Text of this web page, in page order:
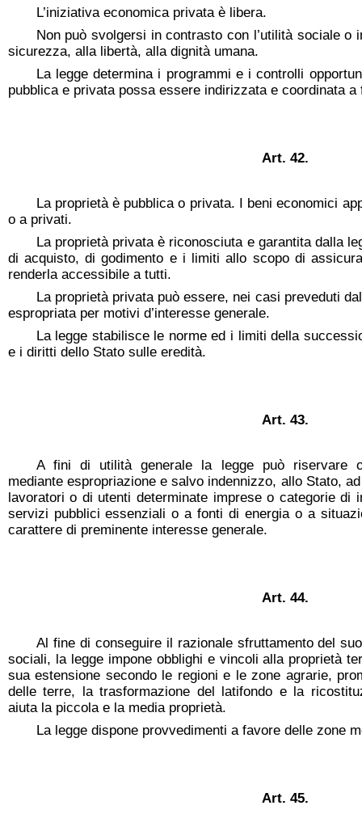
L’iniziativa economica privata è libera.
Non può svolgersi in contrasto con l’utilità sociale o
sicurezza, alla libertà, alla dignità umana.
La legge determina i programmi e i controlli
pubblica e privata possa essere indirizzata e coordinata a
Art. 42.
La proprietà è pubblica o privata. I beni economici
o a privati.
La proprietà privata è riconosciuta e garantita dalla
di acquisto, di godimento e i limiti allo scopo di
renderla accessibile a tutti.
La proprietà privata può essere, nei casi preveduti
espropriata per motivi d’interesse generale.
La legge stabilisce le norme ed i limiti della
e i diritti dello Stato sulle eredità.
Art. 43.
A fini di utilità generale la legge può riservare
mediante espropriazione e salvo indennizzo, allo Stato,
lavoratori o di utenti determinate imprese o categorie di
servizi pubblici essenziali o a fonti di energia o a
carattere di preminente interesse generale.
Art. 44.
Al fine di conseguire il razionale sfruttamento del
sociali, la legge impone obblighi e vincoli alla proprietà
sua estensione secondo le regioni e le zone agrarie,
delle terre, la trasformazione del latifondo e la
aiuta la piccola e la media proprietà.
La legge dispone provvedimenti a favore delle zone
Art. 45.